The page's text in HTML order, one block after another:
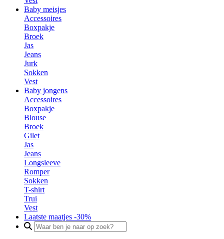
Baby meisjes
Accessoires
Boxpakje
Broek
Jas
Jeans
Jurk
Sokken
Vest
Baby jongens
Accessoires
Boxpakje
Blouse
Broek
Gilet
Jas
Jeans
Longsleeve
Romper
Sokken
T-shirt
Trui
Vest
Laatste maatjes -30%
Search
for: